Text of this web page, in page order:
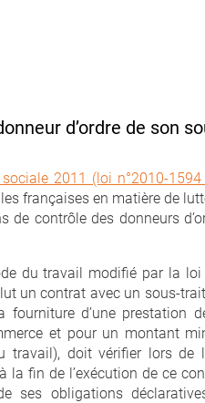
d’ordre de son
2011 (loi n°2010-
françaises en matière de
contrôle des donneurs
du travail modifié par la
un contrat avec un sous-
fourniture d’une prestation
et pour un montant
travail), doit vérifier lors de
la fin de l’exécution de ce
ses obligations